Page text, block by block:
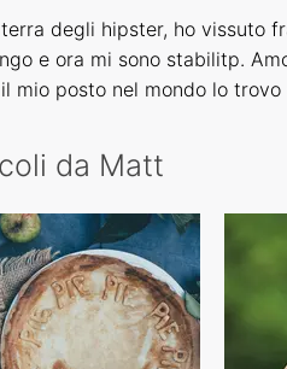
degli hipster, ho vissuto
e ora mi sono stabilitp.
mio posto nel mondo lo trovo
da Matt